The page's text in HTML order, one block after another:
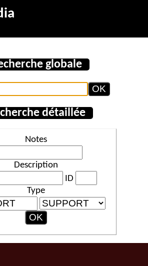
globale
détaillée
Notes
Description
ID
Type